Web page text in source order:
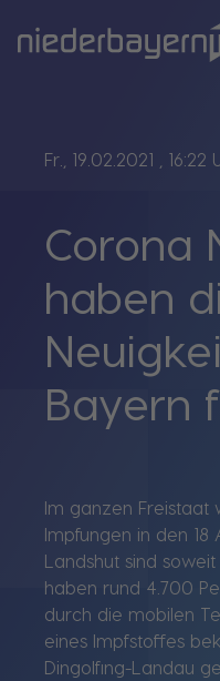
Fr., 19.02.2021 , 16:22
Corona
haben
Bayern
Im ganzen Freistaat
Impfungen in den
Landshut sind
haben rund 4.700
durch die mobilen
eines Impfstoffes
Dingolfing-Landau